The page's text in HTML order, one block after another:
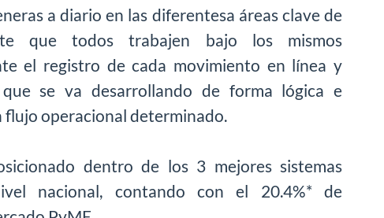
a diario en las diferentesa áreas clave de
que todos trabajen bajo los mismos
el registro de cada movimiento en línea y
se va desarrollando de forma lógica e
operacional determinado.
dentro de los 3 mejores sistemas
nacional, contando con el 20.4%* de